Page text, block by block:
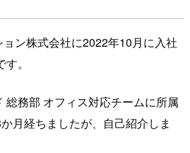
ン株式会社に2022年10月に入社
。
総務部 オフィス対応チームに所属
月経ちましたが、自己紹介しま